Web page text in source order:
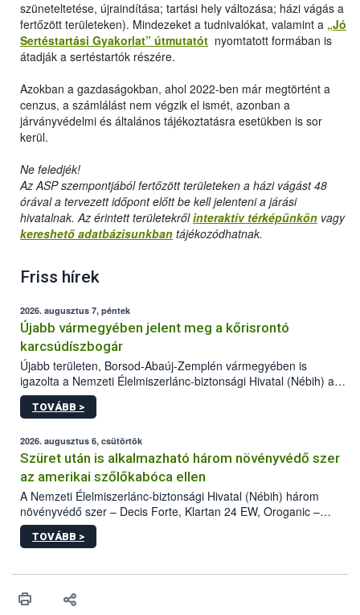
szüneteltetése, újraindítása; tartási hely változása; házi vágás a
fertőzött területeken). Mindezeket a tudnivalókat, valamint a „Jó
Sertéstartási Gyakorlat” útmutatót nyomtatott formában is
átadják a sertéstartók részére.
Azokban a gazdaságokban, ahol 2022-ben már megtörtént a
cenzus, a számlálást nem végzik el ismét, azonban a
járványvédelmi és általános tájékoztatásra esetükben is sor
kerül.
Ne feledjék!
Az ASP szempontjából fertőzött területeken a házi vágást 48
órával a tervezett időpont előtt be kell jelenteni a járási
hivatalnak. Az érintett területekrőlinteraktív térképünkön vagy
kereshető adatbázisunkban tájékozódhatnak.
Friss hírek
2026. augusztus 7, péntek
Újabb vármegyében jelent meg a kőrisrontó
karcsúdíszbogár
Újabb területen, Borsod-Abaúj-Zemplén vármegyében is
igazolta a Nemzeti Élelmiszerlánc-biztonsági Hivatal (Nébih) a
kőrisrontó karcsúdíszbogár (Agrilus planipennis) jelenlétét. A
kártevőt nem csak színcsapdában találták meg, de már fertőzött
az intenzív felderítést, emellett az intézkedéseket a szlovák
hatósággal is összehangolják a terjedés megállítása érdekében.
TOVÁBB >
2026. augusztus 6, csütörtök
Szüret után is alkalmazható három növényvédő szer
az amerikai szőlőkabóca ellen
A Nemzeti Élelmiszerlánc-biztonsági Hivatal (Nébih) három
növényvédő szer – Decis Forte, Klartan 24 EW, Oroganic –
engedélyokiratát módosította, így azok a szüretet követően,
egészen a vesszőérettség (BBCH 91) stádiumáig
érésű szőlőkben is legyen lehetőség a károsító elleni további
felhasználók számára is elérhető és ökológiai termesztésben is
TOVÁBB >